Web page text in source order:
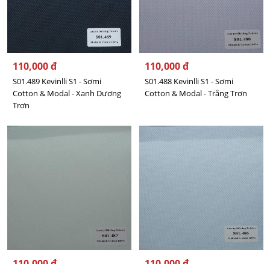
110,000 đ
S01.489 Kevinlli S1 - Sơmi
Cotton & Modal - Xanh Dương
Trơn
110,000 đ
S01.488 Kevinlli S1 - Sơmi
Cotton & Modal - Trắng Trơn